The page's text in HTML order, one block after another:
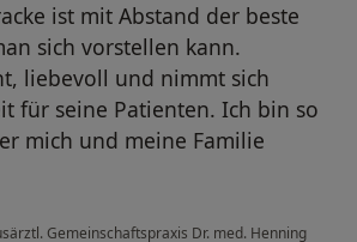
ist mit Abstand der beste
sich vorstellen kann.
liebevoll und nimmt sich
für seine Patienten. Ich bin so
mich und meine Familie
Gemeinschaftspraxis Dr. med. Henning